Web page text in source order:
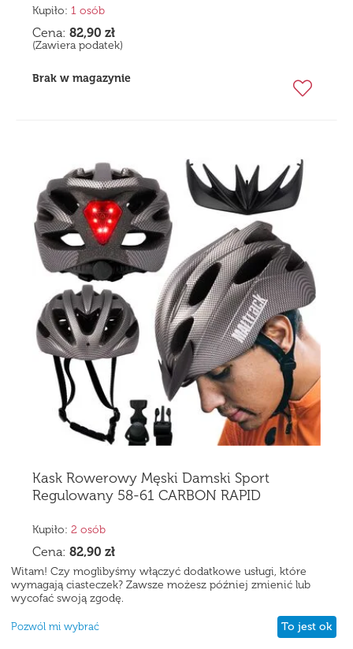
Kupiło: 1 osób
Cena: 82,90 zł
(Zawiera podatek)
Brak w magazynie
Kask Rowerowy Męski Damski Sport
Regulowany 58-61 CARBON RAPID
Kupiło: 2 osób
Cena: 82,90 zł
(Zawiera podatek)
Brak w magazynie
Witam! Czy moglibyśmy włączyć dodatkowe usługi, które
wymagają ciasteczek? Zawsze możesz później zmienić lub
wycofać swoją zgodę.
Pozwól mi wybrać To jest ok